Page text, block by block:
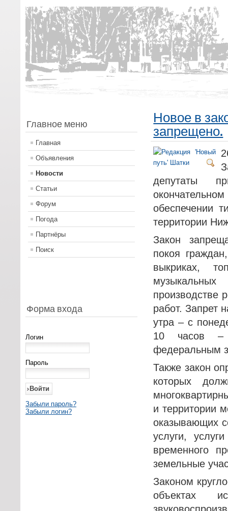
Главное меню
Главная
Объявления
Новости
Статьи
Форум
Погода
Партнёры
Поиск
Форма входа
Логин
Пароль
Забыли пароль?
Забыли логин?
Новое в
запрещено.
депутаты
обеспечении
территории
Закон
покоя
выкриках,
музыкальных
производстве
работ. Запрет
утра – с
10 часов –
федеральным
Также закон
которых
и территории
оказывающих
услуги,
временного
земельные
Законом
объектах